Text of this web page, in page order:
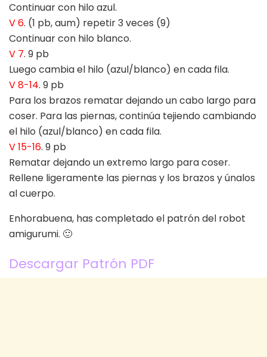
Continuar con hilo azul.
V 6. (1 pb, aum) repetir 3 veces (9)
Continuar con hilo blanco.
V 7. 9 pb
Luego cambia el hilo (azul/blanco) en cada fila.
V 8-14. 9 pb
Para los brazos rematar dejando un cabo largo para
coser. Para las piernas, continúa tejiendo cambiando
el hilo (azul/blanco) en cada fila.
V 15-16. 9 pb
Rematar dejando un extremo largo para coser.
Rellene ligeramente las piernas y los brazos y únalos
al cuerpo.
Enhorabuena, has completado el patrón del robot
amigurumi. 🙂
Descargar Patrón PDF